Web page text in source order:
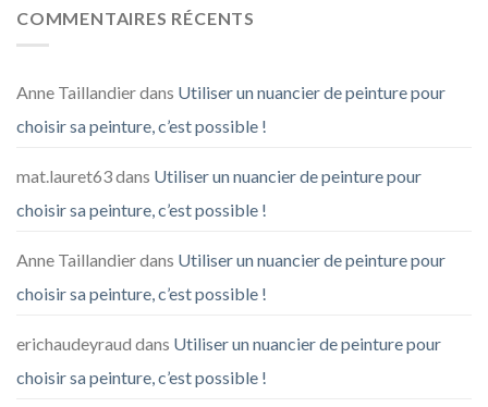
COMMENTAIRES RÉCENTS
Anne Taillandierdans Utiliser un nuancier de peinture pour
choisir sa peinture, c’est possible !
mat.lauret63dans Utiliser un nuancier de peinture pour
choisir sa peinture, c’est possible !
Anne Taillandierdans Utiliser un nuancier de peinture pour
choisir sa peinture, c’est possible !
erichaudeyraud dans Utiliser un nuancier de peinture pour
choisir sa peinture, c’est possible !